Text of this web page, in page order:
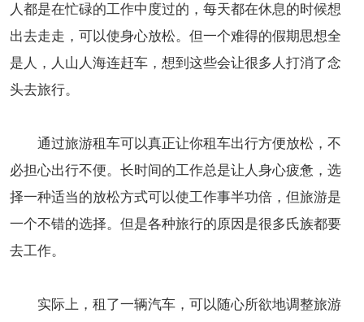
人都是在忙碌的工作中度过的，每天都在休息的时候想
出去走走，可以使身心放松。但一个难得的假期思想全
是人，人山人海连赶车，想到这些会让很多人打消了念
头去旅行。
通过旅游租车可以真正让你租车出行方便放松，不
必担心出行不便。长时间的工作总是让人身心疲惫，选
择一种适当的放松方式可以使工作事半功倍，但旅游是
一个不错的选择。但是各种旅行的原因是很多氏族都要
去工作。
实际上，租了一辆汽车，可以随心所欲地调整旅游